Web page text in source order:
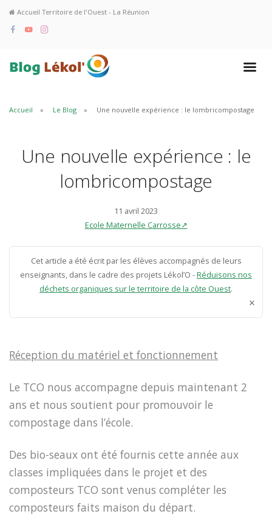
Accueil Territoire de l'Ouest - La Réunion
Accueil Le Blog Une nouvelle expérience : le lombricompostage
Une nouvelle expérience : le
lombricompostage
11 avril 2023
Ecole Maternelle Carrosse↗
Cet article a été écrit par les élèves accompagnés de leurs
enseignants, dans le cadre des projets Lékol’O -Réduisons nos
déchets organiques sur le territoire de la côte Ouest.
×
Réception du matériel et fonctionnement
Le TCO nous accompagne depuis maintenant 2
ans et nous soutient pour promouvoir le
compostage dans l’école.
Des bio-seaux ont été fournis cette année aux
classes impliquées dans le projet et des
composteurs TCO sont venus compléter les
composteurs faits maison du départ.